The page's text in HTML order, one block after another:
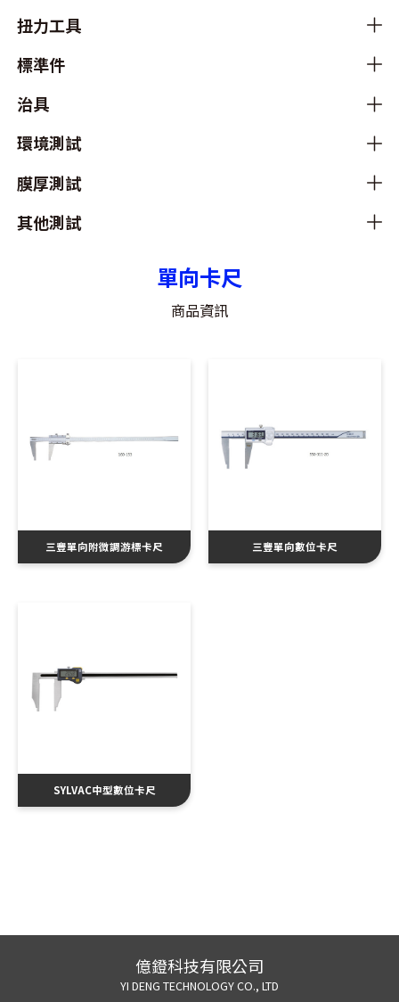
扭力工具
標準件
治具
環境測試
膜厚測試
其他測試
單向卡尺
商品資訊
三豐單向附微調游標卡尺 三豐單向數位卡尺
SYLVAC中型數位卡尺
億鐙科技有限公司
YI DENG TECHNOLOGY CO., LTD